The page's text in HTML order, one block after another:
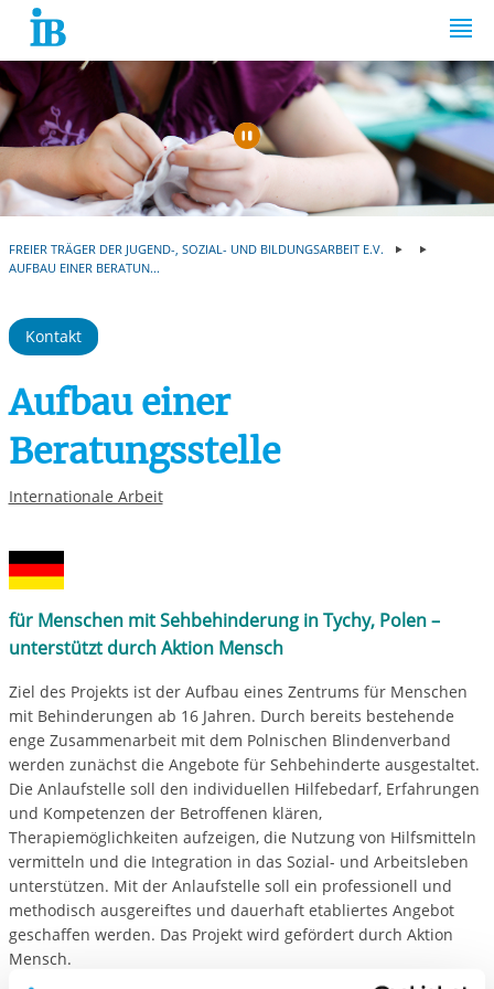
Springe zum Inhalt
Automatische
FREIER TRÄGER DER JUGEND-, SOZIAL- UND BILDUNGSARBEIT E.V.
AUFBAU EINER BERATUN...
Kontakt
Aufbau einer
Beratungsstelle
Internationale Arbeit
für Menschen mit Sehbehinderung in Tychy, Polen –
unterstützt durch Aktion Mensch
Ziel des Projekts ist der Aufbau eines Zentrums für Menschen
mit Behinderungen ab 16 Jahren. Durch bereits bestehende
enge Zusammenarbeit mit dem Polnischen Blindenverband
werden zunächst die Angebote für Sehbehinderte ausgestaltet.
Die Anlaufstelle soll den individuellen Hilfebedarf, Erfahrungen
und Kompetenzen der Betroffenen klären,
Therapiemöglichkeiten aufzeigen, die Nutzung von Hilfsmitteln
vermitteln und die Integration in das Sozial- und Arbeitsleben
unterstützen. Mit der Anlaufstelle soll ein professionell und
methodisch ausgereiftes und dauerhaft etabliertes Angebot
geschaffen werden. Das Projekt wird gefördert durch Aktion
Mensch.